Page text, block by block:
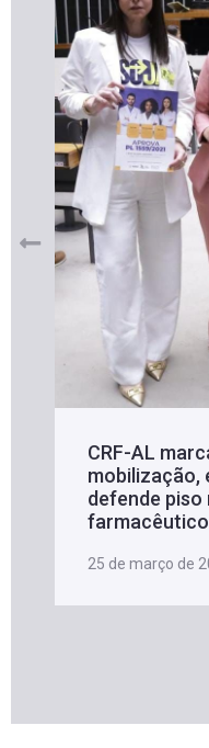
CRF-AL
mobilização,
defende piso
farmacêutico
25 de março de